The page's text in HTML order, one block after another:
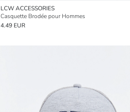
LCW ACCESSORIES
Casquette Brodée pour Hommes
4.49 EUR